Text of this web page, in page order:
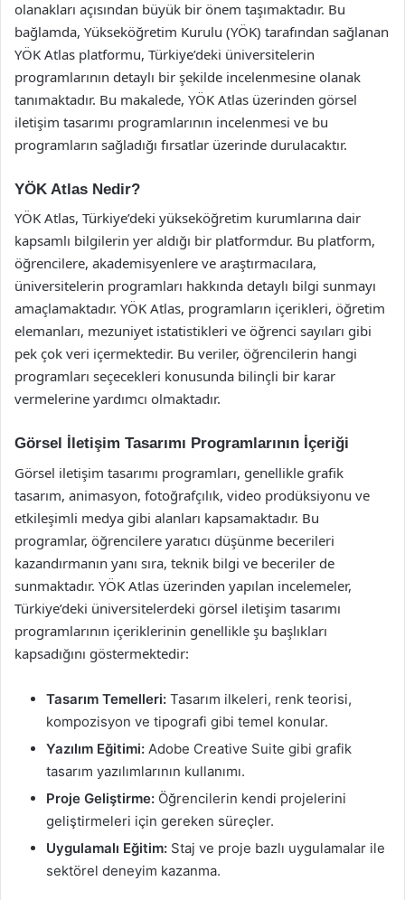
olanakları açısından büyük bir önem taşımaktadır. Bu
bağlamda, Yükseköğretim Kurulu (YÖK) tarafından sağlanan
YÖK Atlas platformu, Türkiye’deki üniversitelerin
programlarının detaylı bir şekilde incelenmesine olanak
tanımaktadır. Bu makalede, YÖK Atlas üzerinden görsel
iletişim tasarımı programlarının incelenmesi ve bu
programların sağladığı fırsatlar üzerinde durulacaktır.
YÖK Atlas Nedir?
YÖK Atlas, Türkiye’deki yükseköğretim kurumlarına dair
kapsamlı bilgilerin yer aldığı bir platformdur. Bu platform,
öğrencilere, akademisyenlere ve araştırmacılara,
üniversitelerin programları hakkında detaylı bilgi sunmayı
amaçlamaktadır. YÖK Atlas, programların içerikleri, öğretim
elemanları, mezuniyet istatistikleri ve öğrenci sayıları gibi
pek çok veri içermektedir. Bu veriler, öğrencilerin hangi
programları seçecekleri konusunda bilinçli bir karar
vermelerine yardımcı olmaktadır.
Görsel İletişim Tasarımı Programlarının İçeriği
Görsel iletişim tasarımı programları, genellikle grafik
tasarım, animasyon, fotoğrafçılık, video prodüksiyonu ve
etkileşimli medya gibi alanları kapsamaktadır. Bu
programlar, öğrencilere yaratıcı düşünme becerileri
kazandırmanın yanı sıra, teknik bilgi ve beceriler de
sunmaktadır. YÖK Atlas üzerinden yapılan incelemeler,
Türkiye’deki üniversitelerdeki görsel iletişim tasarımı
programlarının içeriklerinin genellikle şu başlıkları
kapsadığını göstermektedir:
Tasarım Temelleri: Tasarım ilkeleri, renk teorisi,
kompozisyon ve tipografi gibi temel konular.
Yazılım Eğitimi: Adobe Creative Suite gibi grafik
tasarım yazılımlarının kullanımı.
Proje Geliştirme: Öğrencilerin kendi projelerini
geliştirmeleri için gereken süreçler.
Uygulamalı Eğitim: Staj ve proje bazlı uygulamalar ile
sektörel deneyim kazanma.